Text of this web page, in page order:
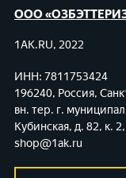
ООО
1AK.RU, 2022
ИНН: 7811753424
196240, Россия,
вн. тер. г.
Кубинская, д. 82, к.
shop@1ak.ru